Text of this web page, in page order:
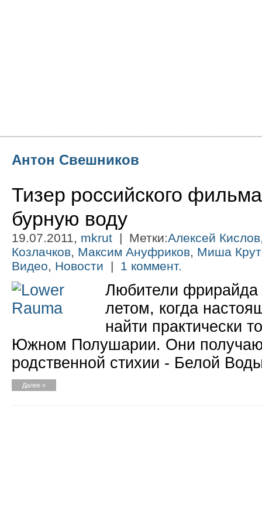
Антон Свешников
Тизер российского
бурную воду
19.07.2011, mkrut | Метки:Алексей Кислов
Козлачков, Максим Ануфриков, Миша
Видео, Новости | 1 коммент.
Любители фрирайда
летом, когда
найти практически
Южном Полушарии. Они
родственной стихии - Белой
Далее »